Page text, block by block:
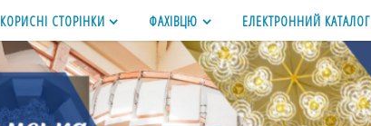
КОРИСНІ СТОРІНКИ ФАХІВЦЮ ЕЛЕКТРОННИЙ КАТАЛОГ